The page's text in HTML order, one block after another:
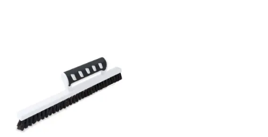
Applicering av lim: Lim strykes på
väggen
Leverantörens artikelnummer:
82031